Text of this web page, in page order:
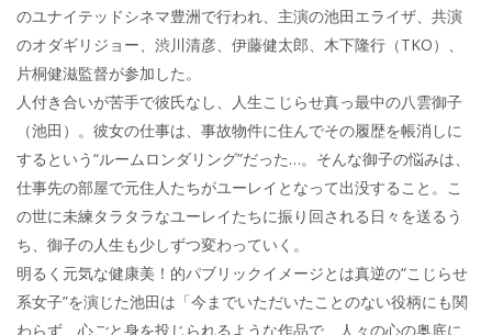
のユナイテッドシネマ豊洲で行われ、主演の池田エライザ、共演
のオダギリジョー、渋川清彦、伊藤健太郎、木下隆行（TKO）、
片桐健滋監督が参加した。
人付き合いが苦手で彼氏なし、人生こじらせ真っ最中の八雲御子
（池田）。彼女の仕事は、事故物件に住んでその履歴を帳消しに
するという“ルームロンダリング”だった…。そんな御子の悩みは、
仕事先の部屋で元住人たちがユーレイとなって出没すること。こ
の世に未練タラタラなユーレイたちに振り回される日々を送るう
ち、御子の人生も少しずつ変わっていく。
明るく元気な健康美！的パブリックイメージとは真逆の“こじらせ
系女子”を演じた池田は「今までいただいたことのない役柄にも関
わらず、心ごと身を投じられるような作品で、人々の心の奥底に